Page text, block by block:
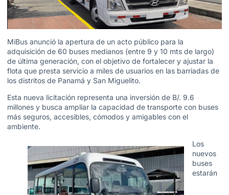
MiBus anunció la apertura de un acto público para la
adquisición de 60 buses medianos (entre 9 y 10 mts de largo)
de última generación, con el objetivo de fortalecer y ajustar la
flota que presta servicio a miles de usuarios en las barriadas de
los distritos de Panamá y San Miguelito.
Esta nueva licitación representa una inversión de B/. 9.6
millones y busca ampliar la capacidad de transporte con buses
más seguros, accesibles, cómodos y amigables con el
ambiente.
Los
nuevos
buses
estarán